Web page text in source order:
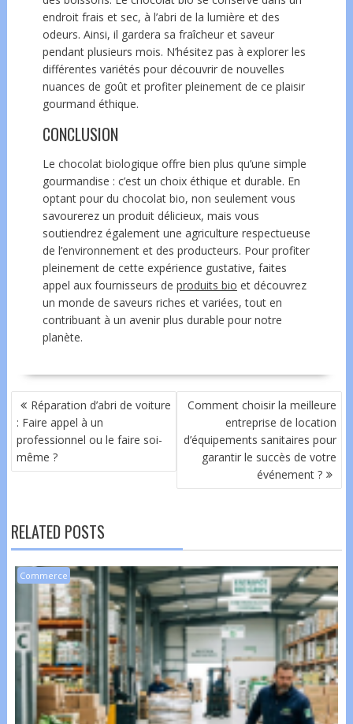
endroit frais et sec, à l’abri de la lumière et des
odeurs. Ainsi, il gardera sa fraîcheur et saveur
pendant plusieurs mois. N’hésitez pas à explorer les
différentes variétés pour découvrir de nouvelles
nuances de goût et profiter pleinement de ce plaisir
gourmand éthique.
CONCLUSION
Le chocolat biologique offre bien plus qu’une simple
gourmandise : c’est un choix éthique et durable. En
optant pour du chocolat bio, non seulement vous
savourerez un produit délicieux, mais vous
soutiendrez également une agriculture respectueuse
de l’environnement et des producteurs. Pour profiter
pleinement de cette expérience gustative, faites
appel aux fournisseurs de produits bio et découvrez
un monde de saveurs riches et variées, tout en
contribuant à un avenir plus durable pour notre
planète.
NAVIGATION
DE
L’ARTICLE
Réparation d’abri de voiture
: Faire appel à un
professionnel ou le faire soi-
même ?
Comment choisir la meilleure
entreprise de location
d’équipements sanitaires pour
garantir le succès de votre
événement ?
RELATED POSTS
Commerce